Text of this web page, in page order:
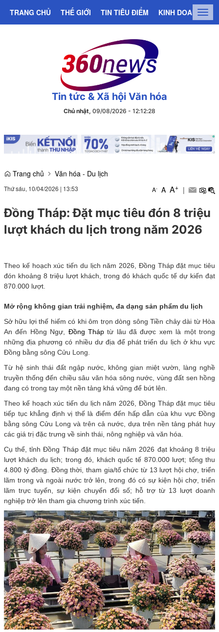
TRANG CHỦ THẾ GIỚI TIN TIÊU ĐIỂM KINH DOANH
Tin tức & Xã hội Văn hóa
Chủ nhật, 09/08/2026 - 12:12:29
Trang chủ Văn hóa - Du lịch
Thứ sáu, 10/04/2026 | 13:53 A- A A+ |
Đồng Tháp: Đặt mục tiêu đón 8 triệu
lượt khách du lịch trong năm 2026
Theo kế hoạch xúc tiến du lịch năm 2026, Đồng Tháp đặt mục tiêu
đón khoảng 8 triệu lượt khách, trong đó khách quốc tế dự kiến đạt
870.000 lượt.
Mở rộng không gian trải nghiệm, đa dạng sản phẩm du lịch
Sở hữu lợi thế hiếm có khi ôm trọn dòng sông Tiền chảy dài từ Hòa
An đến Hồng Ngự, Đồng Tháptừ lâu đã được xem là một trong
những địa phương có nhiều dư địa để phát triển du lịch ở khu vực
Đồng bằng sông Cửu Long.
Từ hệ sinh thái đất ngập nước, không gian miệt vườn, làng nghề
truyền thống đến chiều sâu văn hóa sông nước, vùng đất sen hồng
đang có trong tay một nền tảng khá vững để bứt lên.
Theo kế hoạch xúc tiến du lịch năm 2026, Đồng Tháp đặt mục tiêu
tiếp tục khẳng định vị thế là điểm đến hấp dẫn của khu vực Đồng
bằng sông Cửu Long và trên cả nước, dựa trên nền tảng phát huy
các giá trị đặc trưng về sinh thái, nông nghiệp và văn hóa.
Cụ thể, tỉnh Đồng Tháp đặt mục tiêu năm 2026 đạt khoảng 8 triệu
lượt khách du lịch; trong đó, khách quốc tế 870.000 lượt; tổng thu
4.800 tỷ đồng. Đồng thời, tham gia/tổ chức từ 13 lượt hội chợ, triển
lãm trong và ngoài nước trở lên, trong đó có sự kiện hội chợ, triển
lãm trực tuyến, sự kiện chuyển đổi số; hỗ trợ từ 13 lượt doanh
nghiệp trở lên tham gia chương trình xúc tiến.